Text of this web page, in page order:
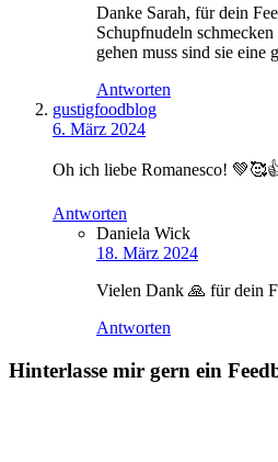
Danke Sarah, für dein
Schupfnudeln
gehen muss sind sie eine
Antworten
gustigfoodblog
6. März 2024
Oh ich liebe Romanesco!
Antworten
Daniela Wick
18. März 2024
Vielen Dank 🙏 für dein
Antworten
Hinterlasse mir gern ein